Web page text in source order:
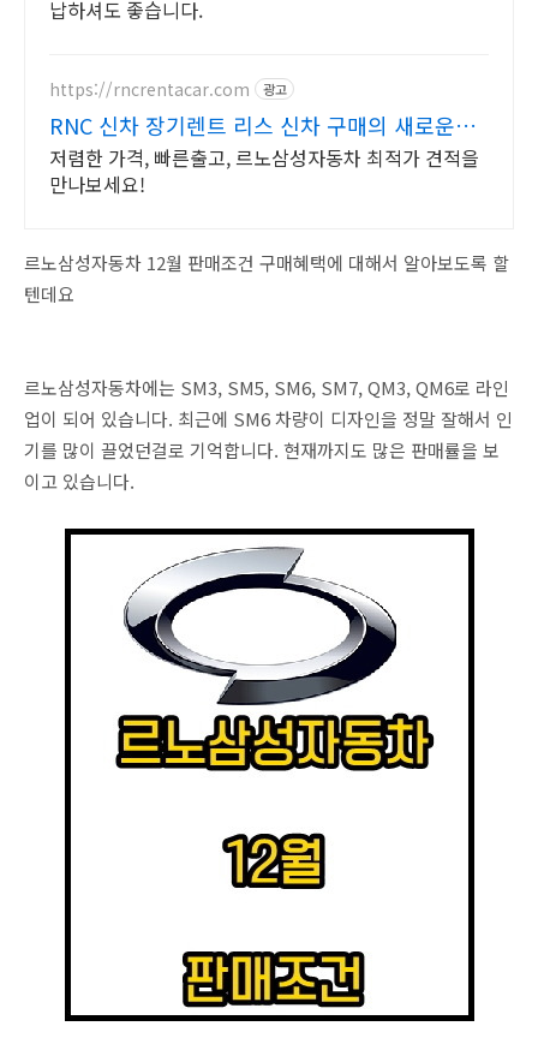
납하셔도 좋습니다.
https://rncrentacar.com 광고
RNC 신차 장기렌트 리스 신차 구매의 새로운
시작
저렴한 가격, 빠른출고, 르노삼성자동차 최적가 견적을
만나보세요!
르노삼성자동차 12월 판매조건 구매혜택에 대해서 알아보도록 할
텐데요
르노삼성자동차에는 SM3, SM5, SM6, SM7, QM3, QM6로 라인
업이 되어 있습니다. 최근에 SM6 차량이 디자인을 정말 잘해서 인
기를 많이 끌었던걸로 기억합니다. 현재까지도 많은 판매률을 보
이고 있습니다.